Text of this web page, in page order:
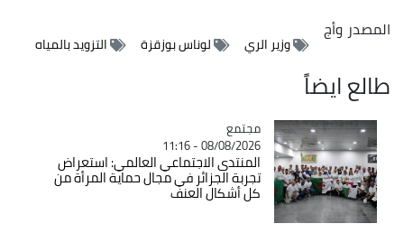
المصدروأج
وزير الري لوناس بوزقزة التزويد بالمياه
طالع ايضاً
Catégorie
مجتمع
08/08/2026 - 11:16
المنتدى الاجتماعي العالمي: استعراض
تجربة الجزائر في مجال حماية المرأة من
كل أشكال العنف